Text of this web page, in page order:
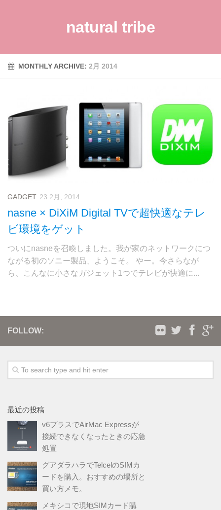
natural tribe
MONTHLY ARCHIVE: 2月 2014
GADGET 23 2月, 2014
nasne × DiXiM Digital TVで超快適なテレ
ビ環境をゲット
ついにnasneを召喚しました。我が家のネットワークにつ
ながる初のソニー製品、ようこそ。 やー。今さらなが
ら、こんなに小さなガジェット1つでテレビが快適に...
FOLLOW:
最近の投稿
v6プラスでAirMac Expressが
接続できなくなったときの応急
処置
グアダラハラでTelcelのSIMカ
ードを購入。おすすめの場所と
買い方メモ。
メキシコで現地SIMカード購